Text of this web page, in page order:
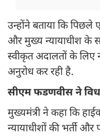
उन्होंने बताया कि पिछले
और मुख्य न्यायाधीश के
स्वीकृत अदालतों के लिए
अनुरोध कर रही है.
सीएम फडणवीस ने
मुख्यमंत्री ने कहा कि
न्यायाधीशों की भर्ती और